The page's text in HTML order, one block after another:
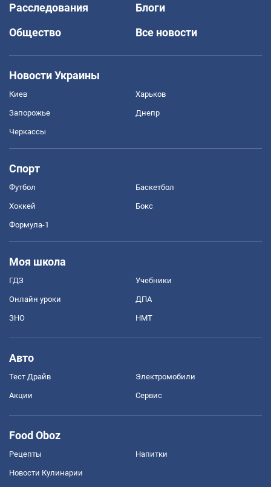
Расследования
Блоги
Общество
Все новости
Новости Украины
Киев Харьков
Запорожье Днепр
Черкассы
Спорт
Футбол Баскетбол
Хоккей Бокс
Формула-1
Моя школа
ГДЗ Учебники
Онлайн уроки ДПА
ЗНО НМТ
Авто
Тест Драйв Электромобили
Акции Сервис
Food Oboz
Рецепты Напитки
Новости Кулинарии